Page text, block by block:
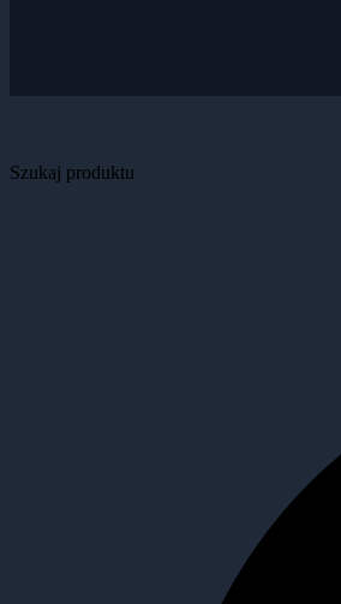
Szukaj produktu